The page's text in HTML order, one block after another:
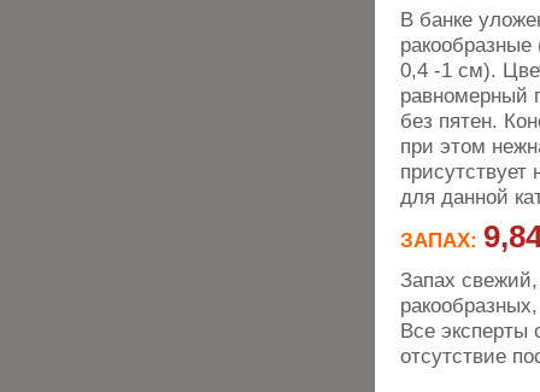
В банке
0,4 -1 см).
равномерный
без пятен.
при этом
для данной
ЗАПАХ:
Запах
Все эксперты
отсутствие